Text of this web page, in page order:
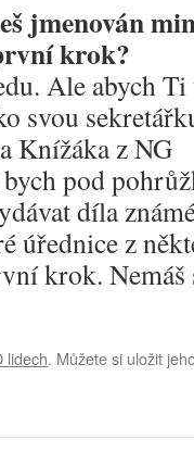
jmenován
krok?
Ale abych
svou
Knížáka z NG
pod
díla
úřednice z
krok. Nemáš
lidech. Můžete si uložit